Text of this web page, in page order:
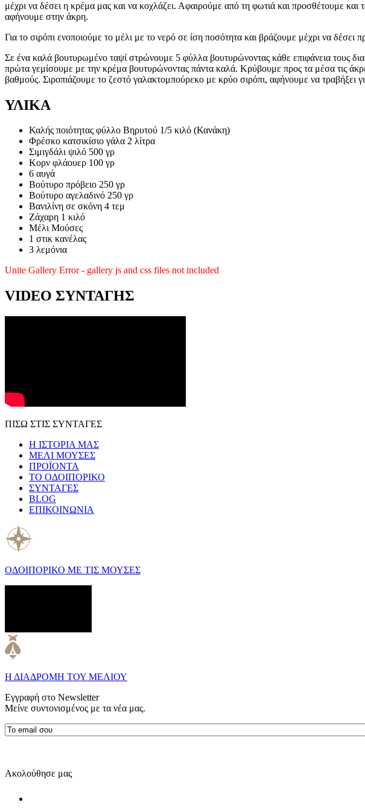
μέχρι να δέσει η κρέμα μας και να κοχλάζει. Αφαιρούμε από τη φωτιά και προσθέτουμε
αφήνουμε στην άκρη.
Για το σιρόπι ενοποιούμε το μέλι με το νερό σε ίση ποσότητα και βράζουμε μέχρι να
Σε ένα καλά βουτυρωμένο ταψί στρώνουμε 5 φύλλα βουτυρώνοντας κάθε επιφάνεια τους
πρώτα γεμίσουμε με την κρέμα βουτυρώνοντας πάντα καλά. Κρύβουμε προς τα μέσα τις
βαθμούς. Σιροπιάζουμε το ζεστό γαλακτομπούρεκο με κρύο σιρόπι, αφήνουμε να τραβήξει
ΥΛΙΚΑ
Καλής ποιότητας φύλλο Βηρυτού 1/5 κιλό (Κανάκη)
Φρέσκο κατσικίσιο γάλα 2 λίτρα
Σιμιγδάλι ψιλό 500 γρ
Κορν φλάουερ 100 γρ
6 αυγά
Βούτυρο πρόβειο 250 γρ
Βούτυρο αγελαδινό 250 γρ
Βανιλίνη σε σκόνη 4 τεμ
Ζάχαρη 1 κιλό
Μέλι Μούσες
1 στικ κανέλας
3 λεμόνια
Unite Gallery Error - gallery js and css files not included
VIDEO ΣΥΝΤΑΓΗΣ
ΠΙΣΩ ΣΤΙΣ ΣΥΝΤΑΓΕΣ
Η ΙΣΤΟΡΙΑ ΜΑΣ
ΜΕΛΙ ΜΟΥΣΕΣ
ΠΡΟΪΟΝΤΑ
ΤΟ ΟΔΟΙΠΟΡΙΚΟ
ΣΥΝΤΑΓΕΣ
BLOG
ΕΠΙΚΟΙΝΩΝΙΑ
ΟΔΟΙΠΟΡΙΚΟ ΜΕ ΤΙΣ ΜΟΥΣΕΣ
Η ΔΙΑΔΡΟΜΗ ΤΟΥ ΜΕΛΙΟΥ
Εγγραφή στο Newsletter
Μείνε συντονισμένος με τα νέα μας.
Ακολούθησε μας